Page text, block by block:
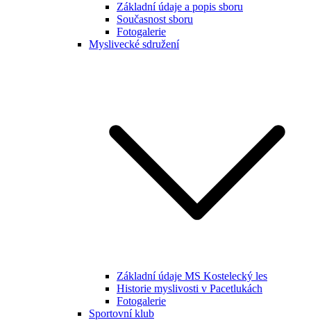
Základní údaje a popis sboru
Současnost sboru
Fotogalerie
Myslivecké sdružení
Základní údaje MS Kostelecký les
Historie myslivosti v Pacetlukách
Fotogalerie
Sportovní klub